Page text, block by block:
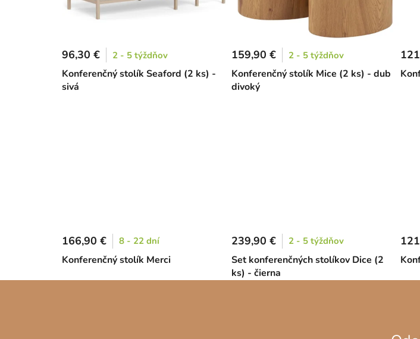
Konferenčný stolík Seaford (2 ks) -
sivá
96,30 € 2 - 5 týždňov
Konferenčný stolík Mice (2 ks) - dub
divoký
159,90 € 2 - 5 týždňov
Konferenčný stolík Merci
166,90 € 8 - 22 dní
Set konferenčných stolíkov Dice (2
ks) - čierna
239,90 € 2 - 5 týždňov